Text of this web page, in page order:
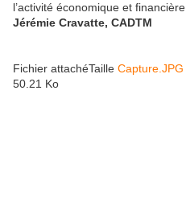
l’activité économique et financière.
Jérémie Cravatte, CADTM
Fichier attachéTaille Capture.JPG
50.21 Ko